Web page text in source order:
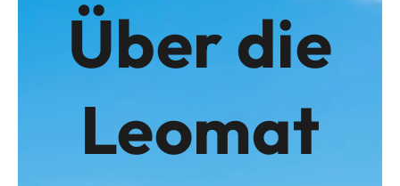
Über die
Leomat